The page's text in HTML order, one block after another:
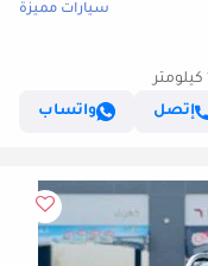
سيارات مميزة
إتصل
واتساب